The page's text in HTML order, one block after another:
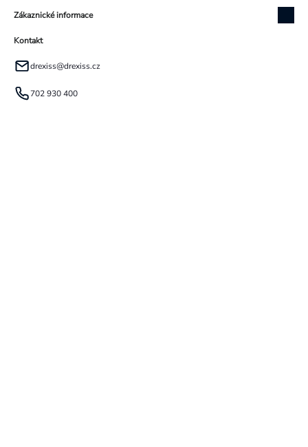
Zákaznické informace
Kontakt
drexiss@drexiss.cz
702 930 400